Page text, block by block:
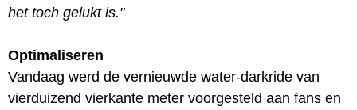
het toch gelukt is."
Optimaliseren
Vandaag werd de vernieuwde water-darkride van
vierduizend vierkante meter voorgesteld aan fans en